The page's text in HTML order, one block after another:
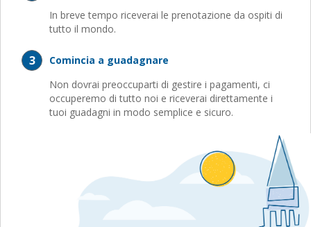
In breve tempo riceverai le prenotazione da ospiti di
tutto il mondo.
3
Comincia a guadagnare
Non dovrai preoccuparti di gestire i pagamenti, ci
occuperemo di tutto noi e riceverai direttamente i
tuoi guadagni in modo semplice e sicuro.